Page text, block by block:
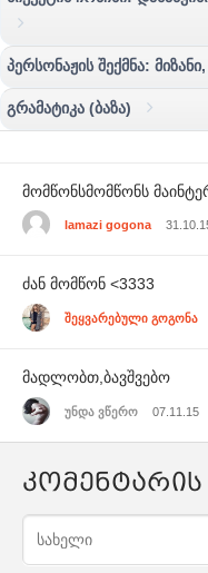
პერსონაჟის შექმნა:
გრამატიკა (ბაზა)
მომწონსმომწონს
lamazi gogona
ძან მომწონ <3333
შეყვარებული გოგონა
მადლობთ,ბავშვებო
უნდა ვწერო 07.11.15
კომენტარის